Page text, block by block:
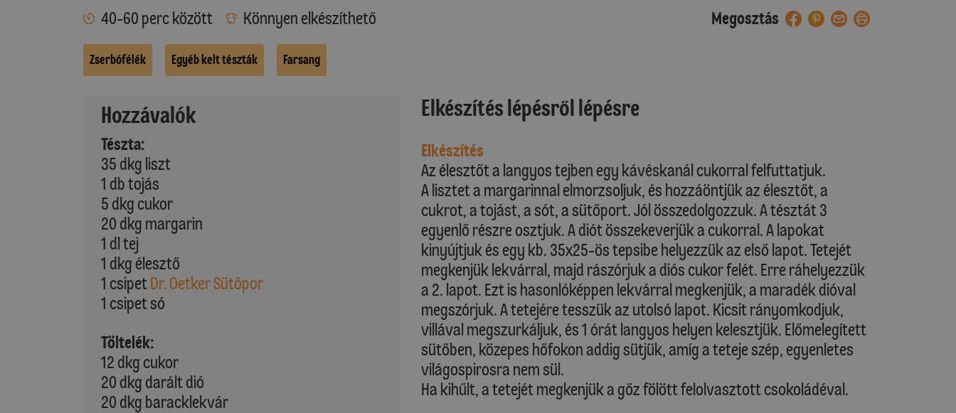
40-60 perc között Könnyen elkészíthető Megosztás
Zserbófélék Egyéb kelt tészták Farsang
Hozzávalók
Tészta:
35 dkg liszt
1 db tojás
5 dkg cukor
20 dkg margarin
1 dl tej
1 dkg élesztő
1 csipetDr. Oetker Sütőpor
1 csipet só
Töltelék:
12 dkg cukor
20 dkg darált dió
20 dkg baracklekvár
Elkészítés lépésről lépésre
Elkészítés
Az élesztőt a langyos tejben egy kávéskanál cukorral felfuttatjuk.
A lisztet a margarinnal elmorzsoljuk, és hozzáöntjük az élesztőt, a
cukrot, a tojást, a sót, a sütőport. Jól összedolgozzuk. A tésztát 3
egyenlő részre osztjuk. A diót összekeverjük a cukorral. A lapokat
kinyújtjuk és egy kb. 35x25-ös tepsibe helyezzük az első lapot. Tetejét
megkenjük lekvárral, majd rászórjuk a diós cukor felét. Erre ráhelyezzük
a 2. lapot. Ezt is hasonlóképpen lekvárral megkenjük, a maradék dióval
megszórjuk. A tetejére tesszük az utolsó lapot. Kicsit rányomkodjuk,
villával megszurkáljuk, és 1 órát langyos helyen kelesztjük. Előmelegített
sütőben, közepes hőfokon addig sütjük, amíg a teteje szép, egyenletes
világospirosra nem sül.
Ha kihűlt, a tetejét megkenjük a gőz fölött felolvasztott csokoládéval.